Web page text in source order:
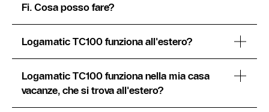
Fi. Cosa posso fare?
Logamatic TC100 funziona all'estero?
Logamatic TC100 funziona nella mia casa
vacanze, che si trova all'estero?